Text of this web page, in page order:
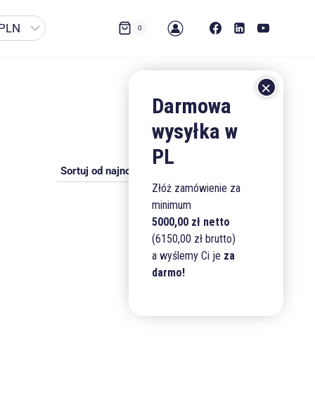
0
Złóż zamówienie za
minimum
5000,00 zł netto
(6150,00 zł brutto)
a wyślemy Ci je za
darmo!